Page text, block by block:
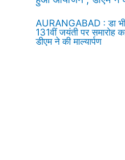
AURANGABAD : डा
131वीं जयंती पर
डीएम ने की माल्यार्पण